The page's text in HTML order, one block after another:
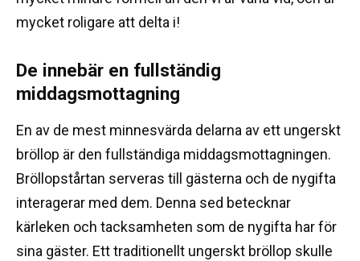
mycket roligare att delta i!
De innebär en fullständig
middagsmottagning
En av de mest minnesvärda delarna av ett ungerskt
bröllop är den fullständiga middagsmottagningen.
Bröllopstårtan serveras till gästerna och de nygifta
interagerar med dem. Denna sed betecknar
kärleken och tacksamheten som de nygifta har för
sina gäster. Ett traditionellt ungerskt bröllop skulle